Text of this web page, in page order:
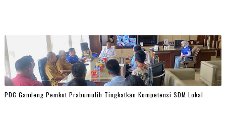
PDC Gandeng Pemkot Prabumulih Tingkatkan Kompetensi SDM Lokal